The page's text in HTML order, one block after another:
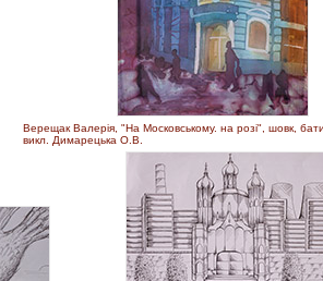
Верещак Валерія, "На Московському. на розі", шовк,
викл. Димарецька О.В.